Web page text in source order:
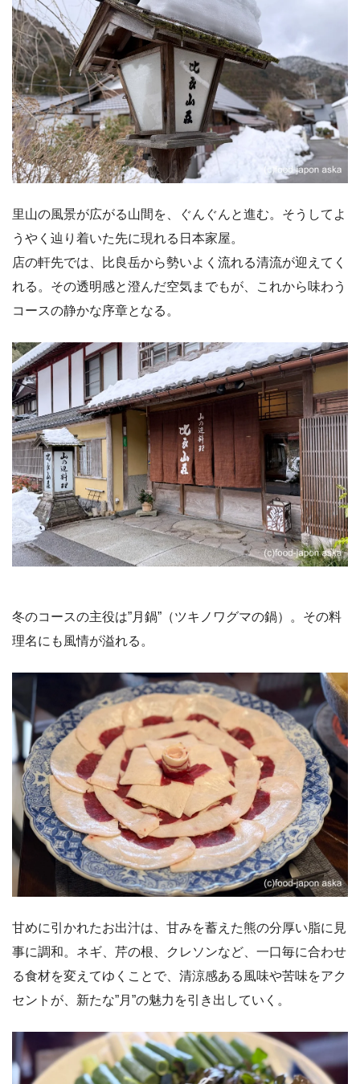
里山の風景が広がる山間を、ぐんぐんと進む。そうしてよ
うやく辿り着いた先に現れる日本家屋。
店の軒先では、比良岳から勢いよく流れる清流が迎えてく
れる。その透明感と澄んだ空気までもが、これから味わう
コースの静かな序章となる。
冬のコースの主役は”月鍋”（ツキノワグマの鍋）。その料
理名にも風情が溢れる。
甘めに引かれたお出汁は、甘みを蓄えた熊の分厚い脂に見
事に調和。ネギ、芹の根、クレソンなど、一口毎に合わせ
る食材を変えてゆくことで、清涼感ある風味や苦味をアク
セントが、新たな”月”の魅力を引き出していく。